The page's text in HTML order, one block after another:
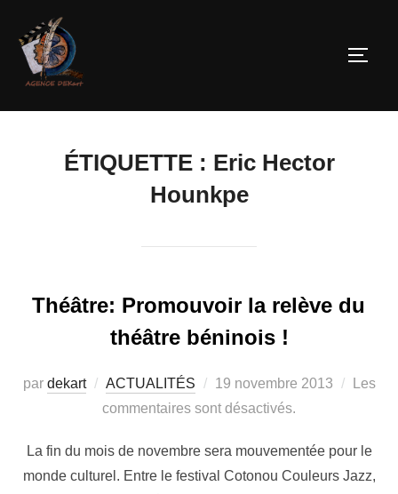
ÉTIQUETTE : Eric Hector
Hounkpe
Théâtre: Promouvoir la relève du
théâtre béninois !
par dekart ACTUALITÉS 19 novembre 2013
Les
commentaires sont désactivés.
La fin du mois de novembre sera mouvementée pour le
monde culturel. Entre le festival Cotonou Couleurs Jazz,